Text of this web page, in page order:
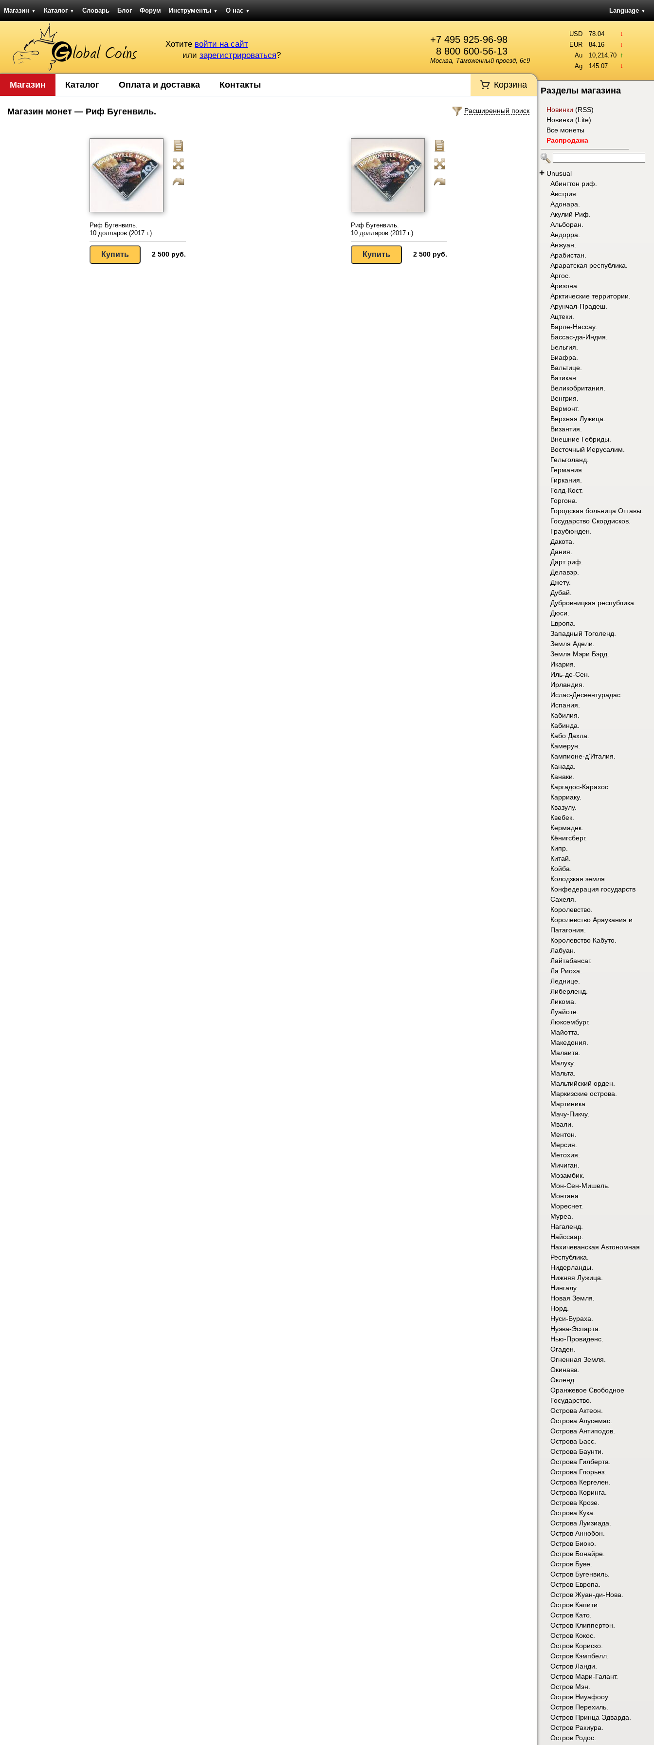
Магазин ▼ Каталог ▼ Словарь Блог Форум Инструменты ▼ О нас ▼ Language ▼
+7 495 925-96-98
8 800 600-56-13
Москва, Таможенный проезд, 6с9
Хотите войти на сайт
или зарегистрироваться?
USD 78.04 ↓
EUR 84.16 ↓
Au 10,214.70 ↑
Ag 145.07 ↓
Магазин Каталог Оплата и доставка Контакты Корзина
Расширенный поиск
Магазин монет — Риф Бугенвиль.
Риф Бугенвиль.
10 долларов (2017 г.)
2 500 руб.
Риф Бугенвиль.
10 долларов (2017 г.)
2 500 руб.
Разделы магазина
Новинки (RSS)
Новинки (Lite)
Все монеты
Распродажа
+ Unusual
Абингтон риф.
Австрия.
Адонара.
Акулий Риф.
Альборан.
Андорра.
Анжуан.
Арабистан.
Араратская республика.
Аргос.
Аризона.
Арктические территории.
Арунчал-Прадеш.
Ацтеки.
Барле-Нассау.
Бассас-да-Индия.
Бельгия.
Биафра.
Вальтице.
Ватикан.
Великобритания.
Венгрия.
Вермонт.
Верхняя Лужица.
Византия.
Внешние Гебриды.
Восточный Иерусалим.
Гельголанд.
Германия.
Гиркания.
Голд-Кост.
Горгона.
Городская больница Оттавы.
Государство Скордисков.
Граубюнден.
Дакота.
Дания.
Дарт риф.
Делавэр.
Джету.
Дубай.
Дубровницкая республика.
Дюси.
Европа.
Западный Тоголенд.
Земля Адели.
Земля Мэри Бэрд.
Икария.
Иль-де-Сен.
Ирландия.
Ислас-Десвентурадас.
Испания.
Кабилия.
Кабинда.
Кабо Дахла.
Камерун.
Кампионе-д’Италия.
Канада.
Канаки.
Каргадос-Карахос.
Карриаку.
Квазулу.
Квебек.
Кермадек.
Кёнигсберг.
Кипр.
Китай.
Койба.
Колодзкая земля.
Конфедерация государств
Сахеля.
Королевство.
Королевство Араукания и
Патагония.
Королевство Кабуто.
Лабуан.
Лайтабансаг.
Ла Риоха.
Леднице.
Либерленд.
Ликома.
Луайоте.
Люксембург.
Майотта.
Македония.
Малаита.
Малуку.
Мальта.
Мальтийский орден.
Маркизские острова.
Мартиника.
Мачу-Пикчу.
Мвали.
Ментон.
Мерсия.
Метохия.
Мичиган.
Мозамбик.
Мон-Сен-Мишель.
Монтана.
Мореснет.
Муреа.
Нагаленд.
Найссаар.
Нахичеванская Автономная
Республика.
Нидерланды.
Нижняя Лужица.
Нингалу.
Новая Земля.
Норд.
Нуси-Бураха.
Нуэва-Эспарта.
Нью-Провиденс.
Огаден.
Огненная Земля.
Окинава.
Окленд.
Оранжевое Свободное
Государство.
Острова Актеон.
Острова Алусемас.
Острова Антиподов.
Острова Басс.
Острова Баунти.
Острова Гилберта.
Острова Глорьез.
Острова Кергелен.
Острова Коринга.
Острова Крозе.
Острова Кука.
Острова Луизиада.
Остров Аннобон.
Остров Биоко.
Остров Бонайре.
Остров Буве.
Остров Бугенвиль.
Остров Европа.
Остров Жуан-ди-Нова.
Остров Капити.
Остров Като.
Остров Клиппертон.
Остров Кокос.
Остров Кориско.
Остров Кэмпбелл.
Остров Ланди.
Остров Мари-Галант.
Остров Мэн.
Остров Ниуафооу.
Остров Перехиль.
Остров Принца Эдварда.
Остров Ракиура.
Остров Родос.